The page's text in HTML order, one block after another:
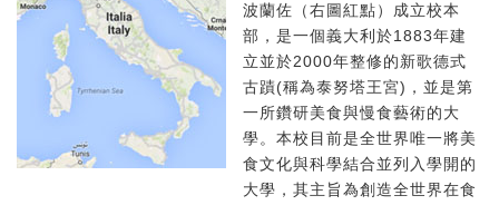
波蘭佐（右圖紅點）成立校本
部，是一個義大利於1883年建
立並於2000年整修的新歌德式
古蹟(稱為泰努塔王宮)，並是第
一所鑽研美食與慢食藝術的大
學。本校目前是全世界唯一將美
食文化與科學結合並列入學開的
大學，其主旨為創造全世界在食